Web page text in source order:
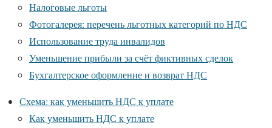
Налоговые льготы
Фотогалерея: перечень льготных категорий по НДС
Использование труда инвалидов
Уменьшение прибыли за счёт фиктивных сделок
Бухгалтерское оформление и возврат НДС
Схема: как уменьшить НДС к уплате
Как уменьшить НДС к уплате